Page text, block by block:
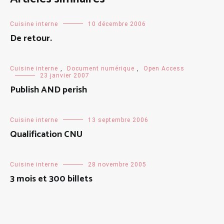
Cuisine interne 10 décembre 2006
De retour.
Cuisine interne Document numérique
Open Access
23 janvier 2007
Publish AND perish
Cuisine interne 13 septembre 2006
Qualification CNU
Cuisine interne 28 novembre 2005
3 mois et 300 billets